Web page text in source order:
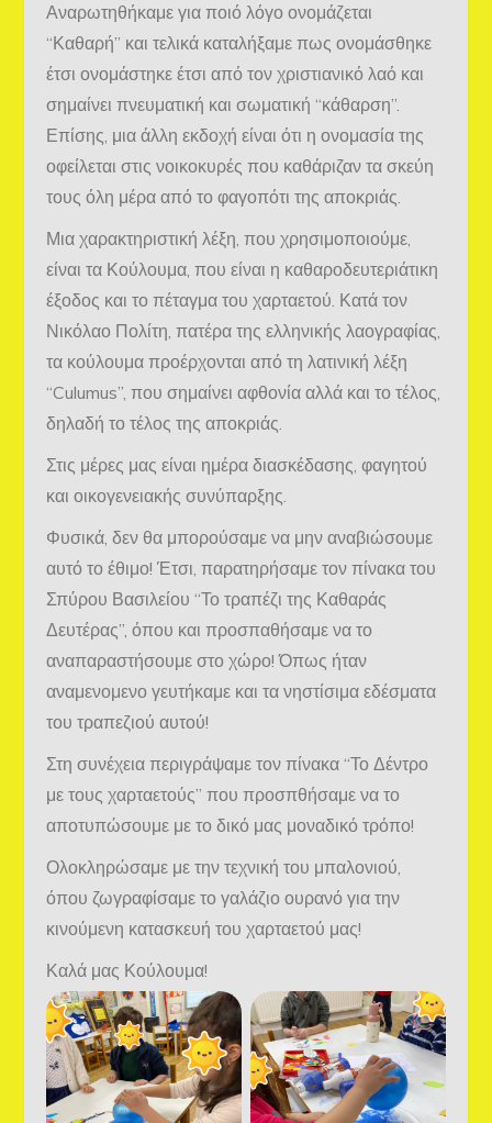
Αναρωτηθήκαμε για ποιό λόγο ονομάζεται
“Καθαρή” και τελικά καταλήξαμε πως ονομάσθηκε
έτσι ονομάστηκε έτσι από τον χριστιανικό λαό και
σημαίνει πνευματική και σωματική “κάθαρση”.
Επίσης, μια άλλη εκδοχή είναι ότι η ονομασία της
οφείλεται στις νοικοκυρές που καθάριζαν τα σκεύη
τους όλη μέρα από το φαγοπότι της αποκριάς.
Μια χαρακτηριστική λέξη, που χρησιμοποιούμε,
είναι τα Κούλουμα, που είναι η καθαροδευτεριάτικη
έξοδος και το πέταγμα του χαρταετού. Κατά τον
Νικόλαο Πολίτη, πατέρα της ελληνικής λαογραφίας,
τα κούλουμα προέρχονται από τη λατινική λέξη
“Culumus”, που σημαίνει αφθονία αλλά και το τέλος,
δηλαδή το τέλος της αποκριάς.
Στις μέρες μας είναι ημέρα διασκέδασης, φαγητού
και οικογενειακής συνύπαρξης.
Φυσικά, δεν θα μπορούσαμε να μην αναβιώσουμε
αυτό το έθιμο! Έτσι, παρατηρήσαμε τον πίνακα του
Σπύρου Βασιλείου “Το τραπέζι της Καθαράς
Δευτέρας”, όπου και προσπαθήσαμε να το
αναπαραστήσουμε στο χώρο! Όπως ήταν
αναμενομενο γευτήκαμε και τα νηστίσιμα εδέσματα
του τραπεζιού αυτού!
Στη συνέχεια περιγράψαμε τον πίνακα “Το Δέντρο
με τους χαρταετούς” που προσπθήσαμε να το
αποτυπώσουμε με το δικό μας μοναδικό τρόπο!
Ολοκληρώσαμε με την τεχνική του μπαλονιού,
όπου ζωγραφίσαμε το γαλάζιο ουρανό για την
κινούμενη κατασκευή του χαρταετού μας!
Καλά μας Κούλουμα!